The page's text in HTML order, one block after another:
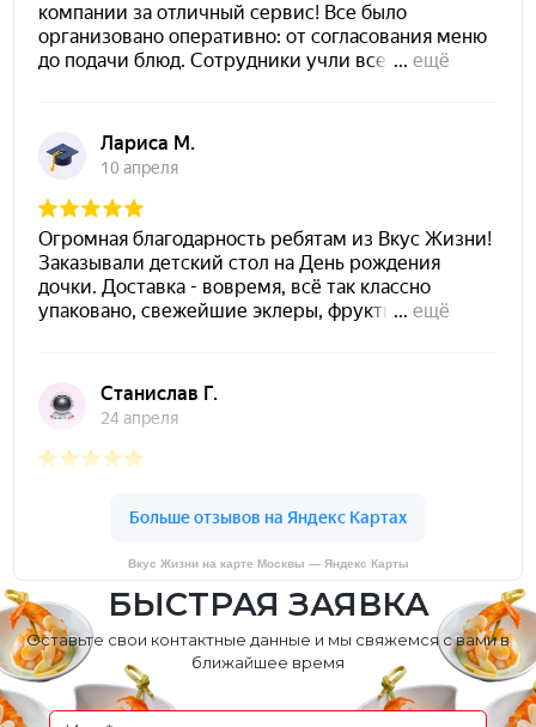
Вкус Жизни на карте Москвы — Яндекс Карты
БЫСТРАЯ ЗАЯВКА
Оставьте свои контактные данные и мы свяжемся с вами в
ближайшее время